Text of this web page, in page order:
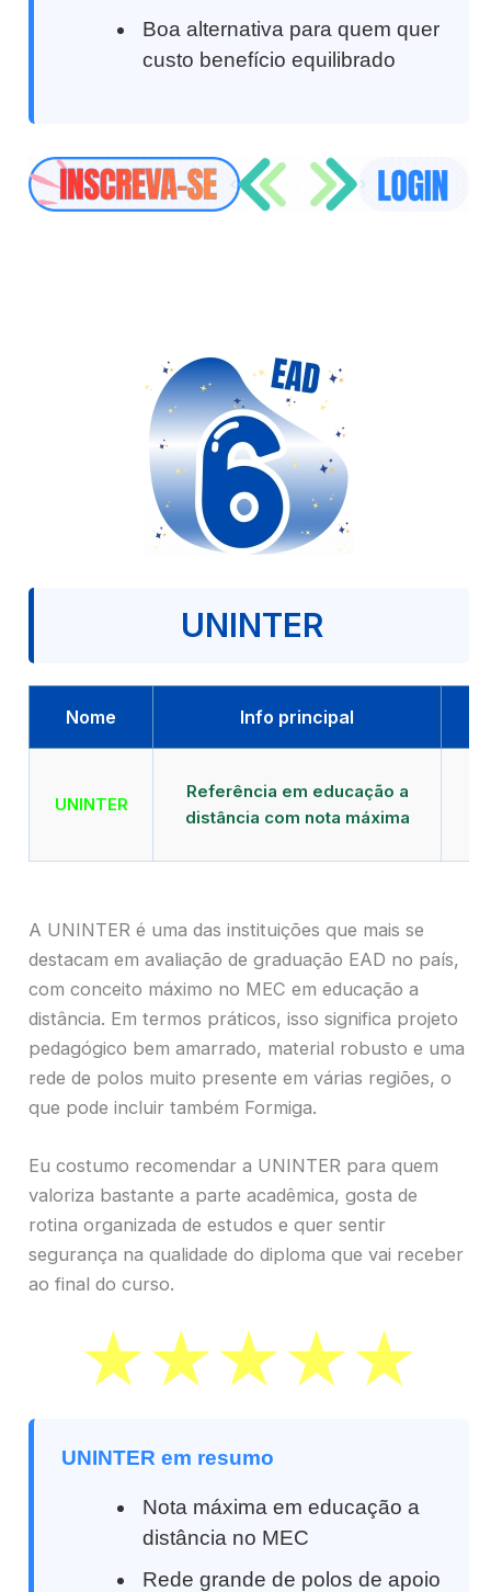
Boa alternativa para quem quer
custo benefício equilibrado
UNINTER
Nome Info principal
UNINTER
Referência em educação a
distância com nota máxima
A UNINTER é uma das instituições que mais se
destacam em avaliação de graduação EAD no país,
com conceito máximo no MEC em educação a
distância. Em termos práticos, isso significa projeto
pedagógico bem amarrado, material robusto e uma
rede de polos muito presente em várias regiões, o
que pode incluir também Formiga.
Eu costumo recomendar a UNINTER para quem
valoriza bastante a parte acadêmica, gosta de
rotina organizada de estudos e quer sentir
segurança na qualidade do diploma que vai receber
ao final do curso.
UNINTER em resumo
Nota máxima em educação a
distância no MEC
Rede grande de polos de apoio